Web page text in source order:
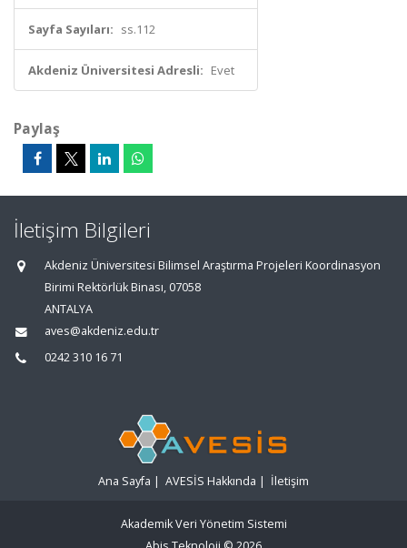
Sayfa Sayıları: ss.112
Akdeniz Üniversitesi Adresli: Evet
Paylaş
İletişim Bilgileri
Akdeniz Üniversitesi Bilimsel Araştırma Projeleri Koordinasyon
Birimi Rektörlük Binası, 07058
ANTALYA
aves@akdeniz.edu.tr
0242 310 16 71
Ana Sayfa | AVESİS Hakkında | İletişim
Akademik Veri Yönetim Sistemi